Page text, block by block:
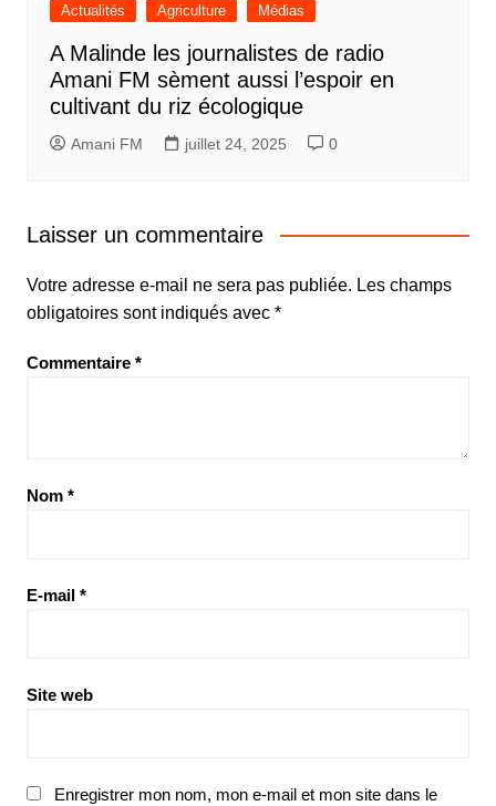
Actualités Agriculture Médias
A Malinde les journalistes de radio
Amani FM sèment aussi l’espoir en
cultivant du riz écologique
Amani FM juillet 24, 2025 0
Laisser un commentaire
Votre adresse e-mail ne sera pas publiée. Les champs
obligatoires sont indiqués avec *
Commentaire *
Nom *
E-mail *
Site web
Enregistrer mon nom, mon e-mail et mon site dans le